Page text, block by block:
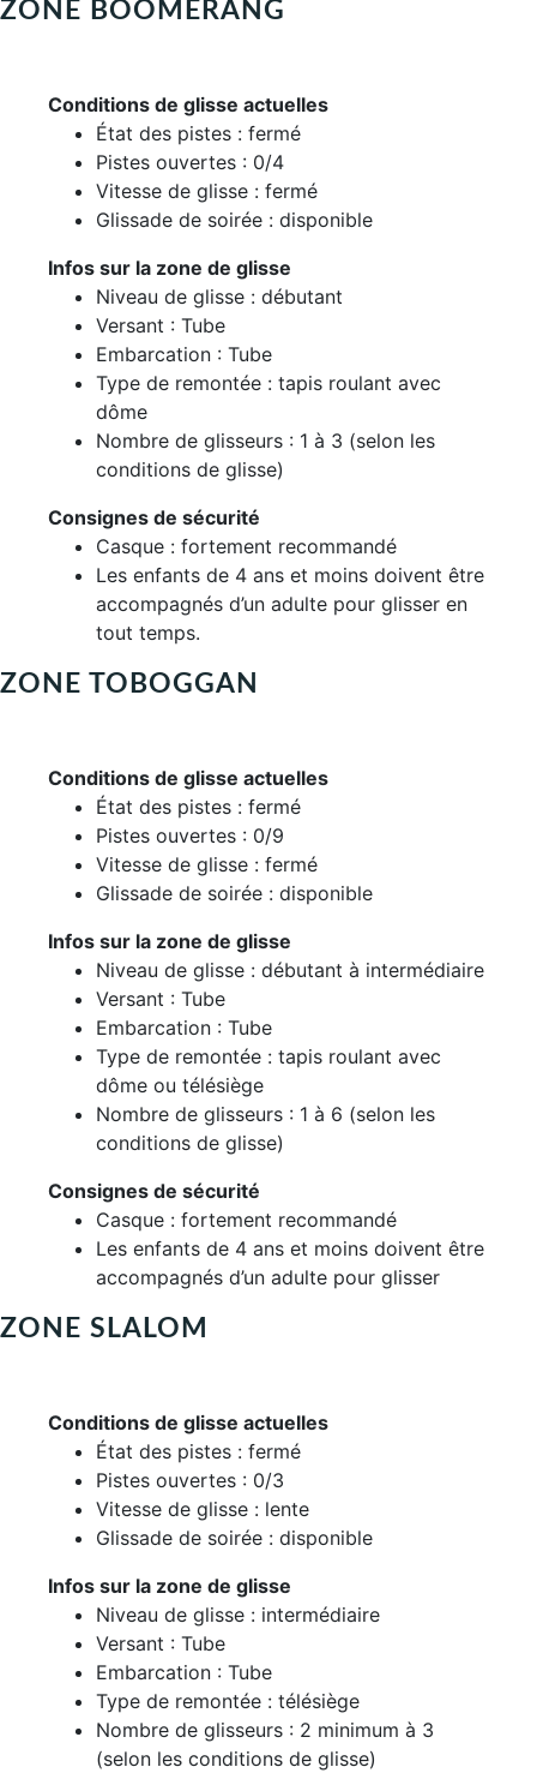
ZONE BOOMERANG
Conditions de glisse actuelles
État des pistes : fermé
Pistes ouvertes : 0/4
Vitesse de glisse : fermé
Glissade de soirée : disponible
Infos sur la zone de glisse
Niveau de glisse : débutant
Versant : Tube
Embarcation : Tube
Type de remontée : tapis roulant avec
dôme
Nombre de glisseurs : 1 à 3 (selon les
conditions de glisse)
Consignes de sécurité
Casque : fortement recommandé
Les enfants de 4 ans et moins doivent être
accompagnés d’un adulte pour glisser en
tout temps.
ZONE TOBOGGAN
Conditions de glisse actuelles
État des pistes : fermé
Pistes ouvertes : 0/9
Vitesse de glisse : fermé
Glissade de soirée : disponible
Infos sur la zone de glisse
Niveau de glisse : débutant à intermédiaire
Versant : Tube
Embarcation : Tube
Type de remontée : tapis roulant avec
dôme ou télésiège
Nombre de glisseurs : 1 à 6 (selon les
conditions de glisse)
Consignes de sécurité
Casque : fortement recommandé
Les enfants de 4 ans et moins doivent être
accompagnés d’un adulte pour glisser
ZONE SLALOM
Conditions de glisse actuelles
État des pistes : fermé
Pistes ouvertes : 0/3
Vitesse de glisse : lente
Glissade de soirée : disponible
Infos sur la zone de glisse
Niveau de glisse : intermédiaire
Versant : Tube
Embarcation : Tube
Type de remontée : télésiège
Nombre de glisseurs : 2 minimum à 3
(selon les conditions de glisse)